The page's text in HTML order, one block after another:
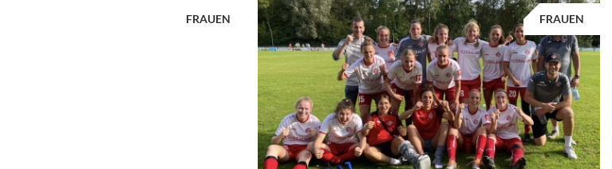
FRAUEN FRAUEN